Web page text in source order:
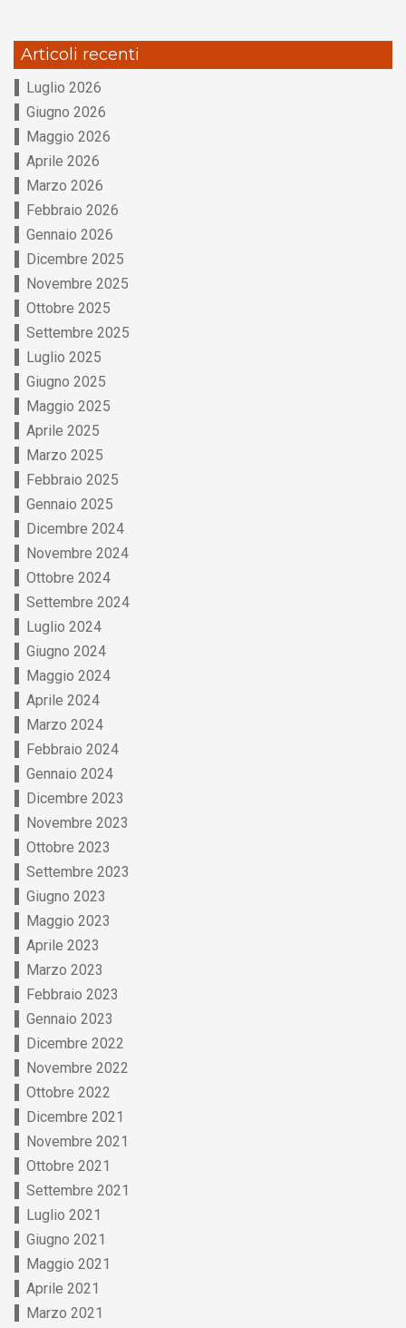
Articoli recenti
Luglio 2026
Giugno 2026
Maggio 2026
Aprile 2026
Marzo 2026
Febbraio 2026
Gennaio 2026
Dicembre 2025
Novembre 2025
Ottobre 2025
Settembre 2025
Luglio 2025
Giugno 2025
Maggio 2025
Aprile 2025
Marzo 2025
Febbraio 2025
Gennaio 2025
Dicembre 2024
Novembre 2024
Ottobre 2024
Settembre 2024
Luglio 2024
Giugno 2024
Maggio 2024
Aprile 2024
Marzo 2024
Febbraio 2024
Gennaio 2024
Dicembre 2023
Novembre 2023
Ottobre 2023
Settembre 2023
Giugno 2023
Maggio 2023
Aprile 2023
Marzo 2023
Febbraio 2023
Gennaio 2023
Dicembre 2022
Novembre 2022
Ottobre 2022
Dicembre 2021
Novembre 2021
Ottobre 2021
Settembre 2021
Luglio 2021
Giugno 2021
Maggio 2021
Aprile 2021
Marzo 2021